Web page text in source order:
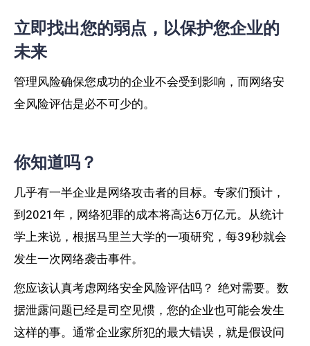
立即找出您的弱点，以保护您企业的
未来
管理风险确保您成功的企业不会受到影响，而网络安
全风险评估是必不可少的。
你知道吗？
几乎有一半企业是网络攻击者的目标。专家们预计，
到2021年，网络犯罪的成本将高达6万亿元。从统计
学上来说，根据马里兰大学的一项研究，每39秒就会
发生一次网络袭击事件。
您应该认真考虑网络安全风险评估吗？ 绝对需要。数
据泄露问题已经是司空见惯，您的企业也可能会发生
这样的事。通常企业家所犯的最大错误，就是假设问